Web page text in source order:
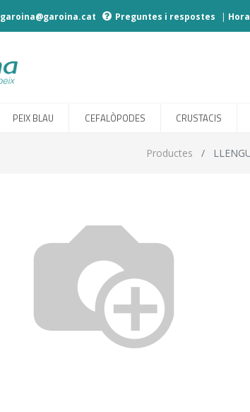
garoina@garoina.cat Preguntes i respostes |
PEIX BLAU CEFALÒPODES CRUSTACIS
Productes